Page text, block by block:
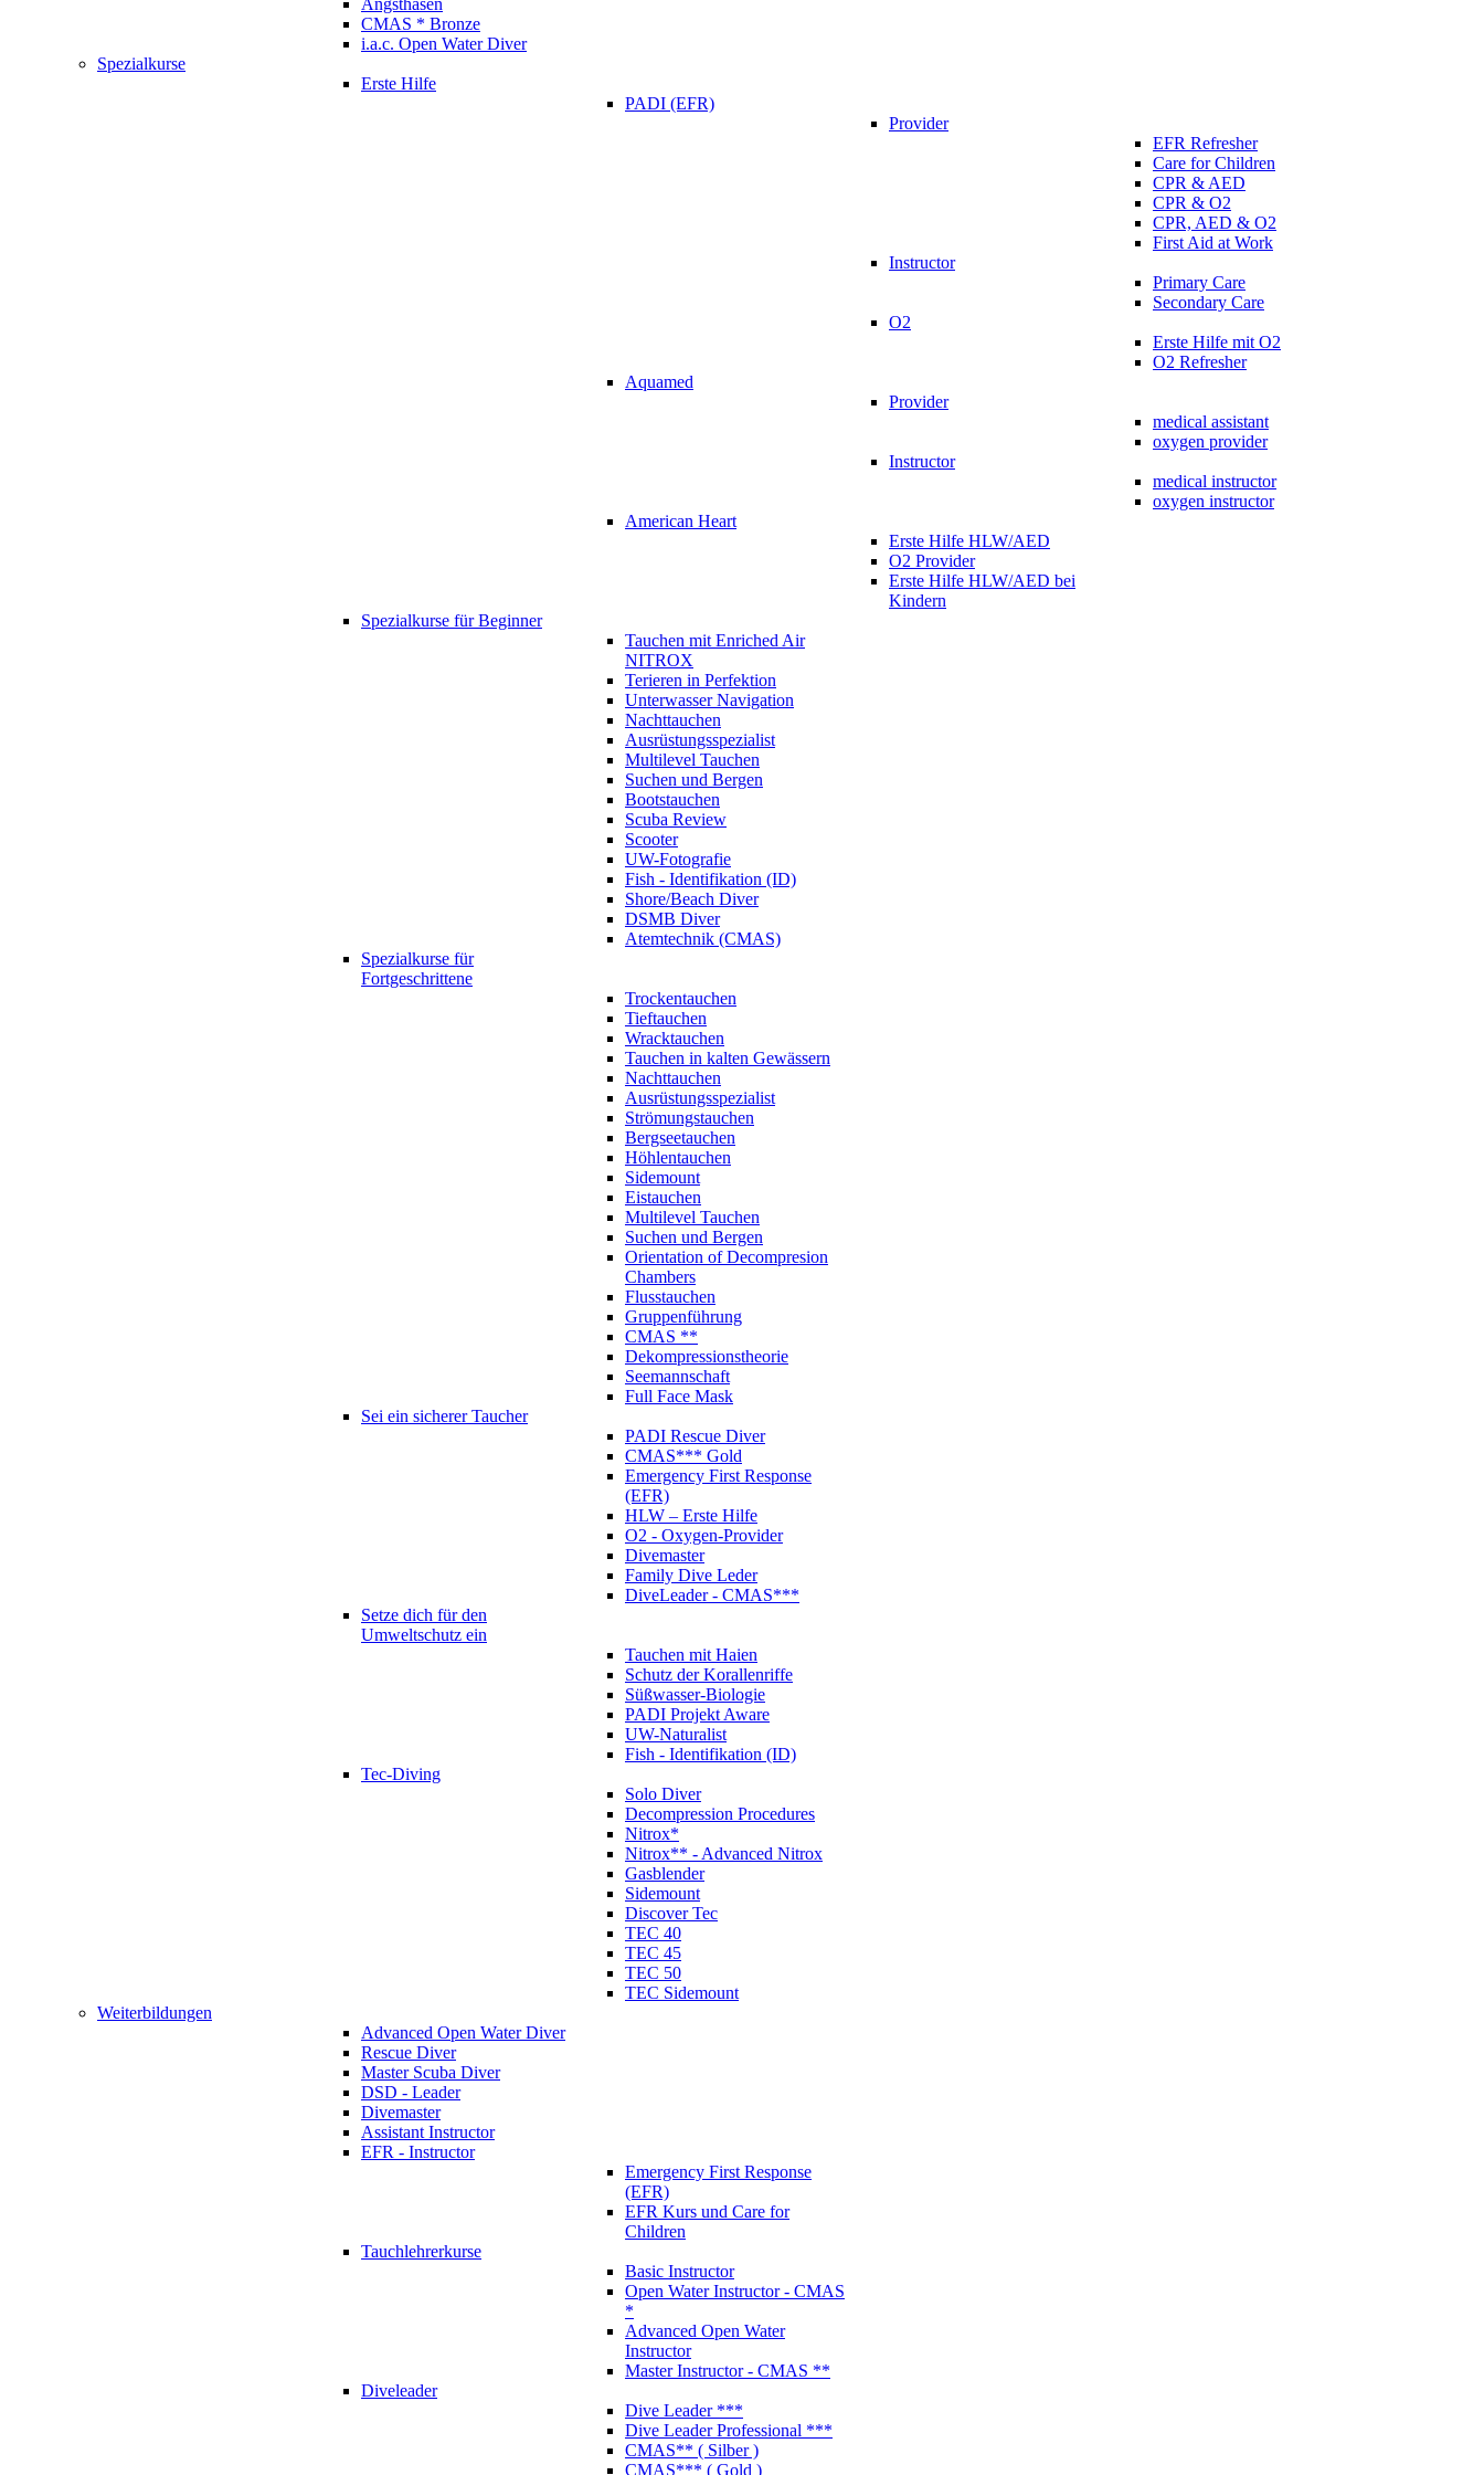
Angsthasen
CMAS * Bronze
i.a.c. Open Water Diver
Spezialkurse
Erste Hilfe
PADI (EFR)
Provider
EFR Refresher
Care for Children
CPR & AED
CPR & O2
CPR, AED & O2
First Aid at Work
Instructor
Primary Care
Secondary Care
O2
Erste Hilfe mit O2
O2 Refresher
Aquamed
Provider
medical assistant
oxygen provider
Instructor
medical instructor
oxygen instructor
American Heart
Erste Hilfe HLW/AED
O2 Provider
Erste Hilfe HLW/AED bei
Kindern
Spezialkurse für Beginner
Tauchen mit Enriched Air
NITROX
Terieren in Perfektion
Unterwasser Navigation
Nachttauchen
Ausrüstungsspezialist
Multilevel Tauchen
Suchen und Bergen
Bootstauchen
Scuba Review
Scooter
UW-Fotografie
Fish - Identifikation (ID)
Shore/Beach Diver
DSMB Diver
Atemtechnik (CMAS)
Spezialkurse für
Fortgeschrittene
Trockentauchen
Tieftauchen
Wracktauchen
Tauchen in kalten Gewässern
Nachttauchen
Ausrüstungsspezialist
Strömungstauchen
Bergseetauchen
Höhlentauchen
Sidemount
Eistauchen
Multilevel Tauchen
Suchen und Bergen
Orientation of Decompresion
Chambers
Flusstauchen
Gruppenführung
CMAS **
Dekompressionstheorie
Seemannschaft
Full Face Mask
Sei ein sicherer Taucher
PADI Rescue Diver
CMAS*** Gold
Emergency First Response
(EFR)
HLW – Erste Hilfe
O2 - Oxygen-Provider
Divemaster
Family Dive Leder
DiveLeader - CMAS***
Setze dich für den
Umweltschutz ein
Tauchen mit Haien
Schutz der Korallenriffe
Süßwasser-Biologie
PADI Projekt Aware
UW-Naturalist
Fish - Identifikation (ID)
Tec-Diving
Solo Diver
Decompression Procedures
Nitrox*
Nitrox** - Advanced Nitrox
Gasblender
Sidemount
Discover Tec
TEC 40
TEC 45
TEC 50
TEC Sidemount
Weiterbildungen
Advanced Open Water Diver
Rescue Diver
Master Scuba Diver
DSD - Leader
Divemaster
Assistant Instructor
EFR - Instructor
Emergency First Response
(EFR)
EFR Kurs und Care for
Children
Tauchlehrerkurse
Basic Instructor
Open Water Instructor - CMAS
*
Advanced Open Water
Instructor
Master Instructor - CMAS **
Diveleader
Dive Leader ***
Dive Leader Professional ***
CMAS** ( Silber )
CMAS*** ( Gold )